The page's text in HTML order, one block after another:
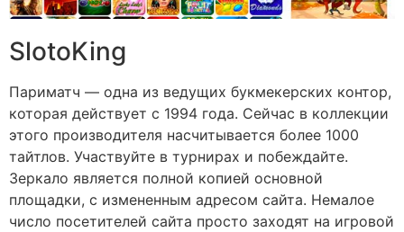
SlotoKing
Париматч — одна из ведущих букмекерских контор,
которая действует с 1994 года. Сейчас в коллекции
этого производителя насчитывается более 1000
тайтлов. Участвуйте в турнирах и побеждайте.
Зеркало является полной копией основной
площадки, с измененным адресом сайта. Немалое
число посетителей сайта просто заходят на игровой